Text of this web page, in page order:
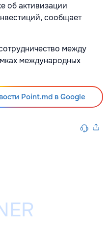
об активизации
сообщает
между
международных
Point.md в Google